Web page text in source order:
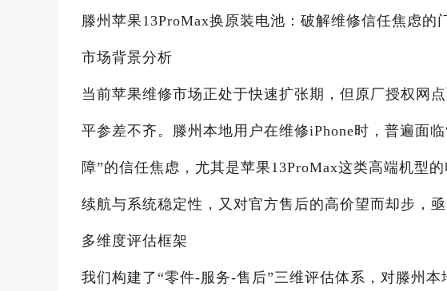
滕州苹果13ProMax换原装电池：破解维修信任焦虑的
市场背景分析
当前苹果维修市场正处于快速扩张期，但原厂授权网
平参差不齐。滕州本地用户在维修iPhone时，普遍面
障”的信任焦虑，尤其是苹果13ProMax这类高端机型
续航与系统稳定性，又对官方售后的高价望而却步，
多维度评估框架
我们构建了“零件-服务-售后”三维评估体系，对滕州